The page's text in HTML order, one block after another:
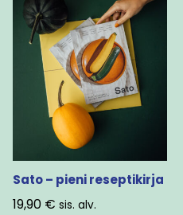
Sato – pieni reseptikirja
19,90 € sis. alv.